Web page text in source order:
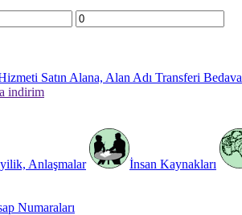
Satın Alana, Alan Adı Transferi Bedava
indirim
Anlaşmalar İnsan Kaynakları
Numaraları